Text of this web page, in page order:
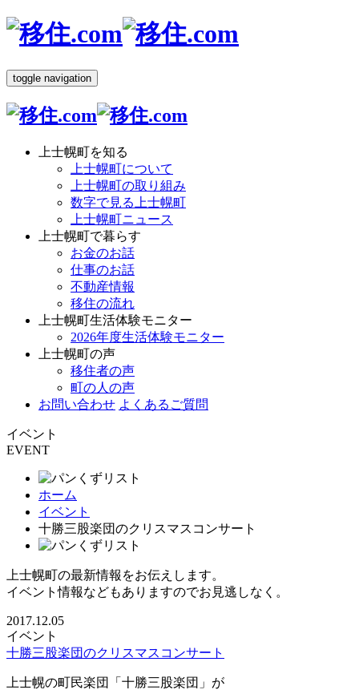
toggle navigation
上士幌町を知る
上士幌町について
上士幌町の取り組み
数字で見る上士幌町
上士幌町ニュース
上士幌町で暮らす
お金のお話
仕事のお話
不動産情報
移住の流れ
上士幌町生活体験モニター
2026年度生活体験モニター
上士幌町の声
移住者の声
町の人の声
お問い合わせ よくあるご質問
イベント
EVENT
ホーム
イベント
十勝三股楽団のクリスマスコンサート
上士幌町の最新情報をお伝えします。
イベント情報などもありますのでお見逃しなく。
2017.12.05
イベント
十勝三股楽団のクリスマスコンサート
上士幌の町民楽団「十勝三股楽団」が